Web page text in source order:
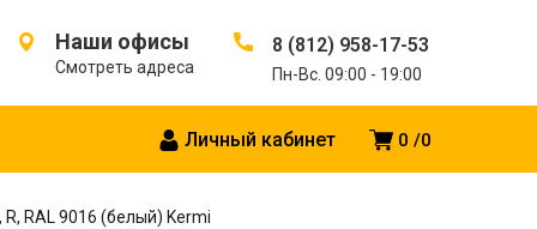
Наши офисы
Смотреть адреса
8 (812) 958-17-53
Пн-Вс. 09:00 - 19:00
0 0
Личный кабинет
RAL 9016 (белый) Kermi